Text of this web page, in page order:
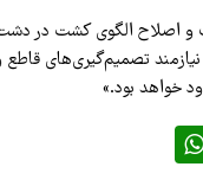
و اصلاح الگوی کشت در
تصمیم‌گیری‌های
خواهد بود.»